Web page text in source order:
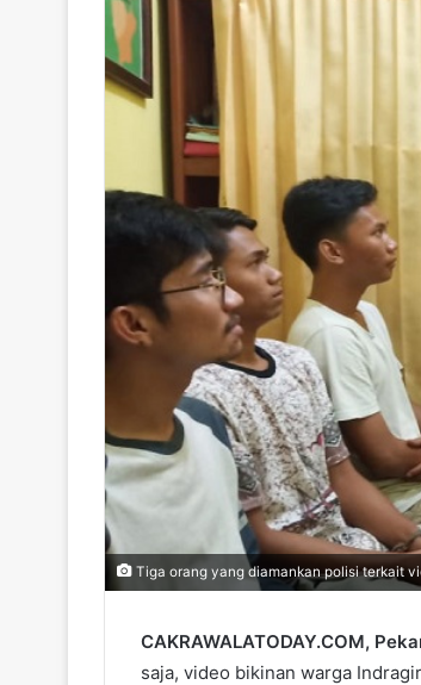
Tiga orang yang diamankan polisi terkait
CAKRAWALATODAY.COM,
saja, video bikinan warga